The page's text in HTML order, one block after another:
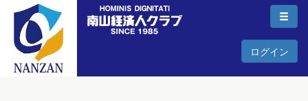
ログイン